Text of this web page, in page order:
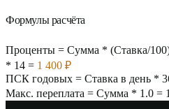
Формулы расчёта
Проценты = Сумма * (Ставка/
* 14 = 1 400 ₽
ПСК годовых = Ставка в день *
Макс. переплата = Сумма * 1.0 =